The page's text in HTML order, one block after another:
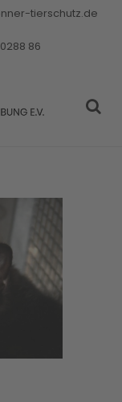
tierschutz.de
86